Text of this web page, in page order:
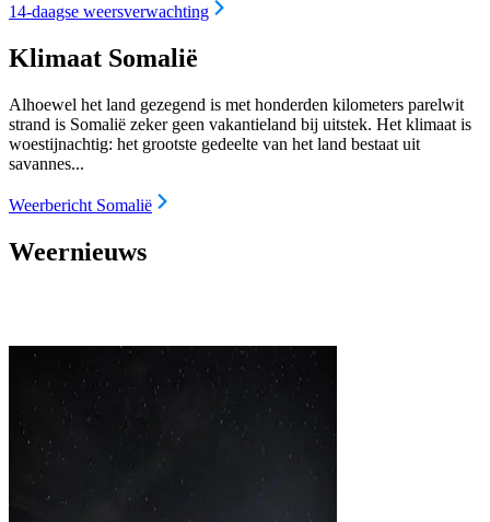
14-daagse weersverwachting
Klimaat Somalië
Alhoewel het land gezegend is met honderden kilometers parelwit
strand is Somalië zeker geen vakantieland bij uitstek. Het klimaat is
woestijnachtig: het grootste gedeelte van het land bestaat uit
savannes...
Weerbericht Somalië
Weernieuws